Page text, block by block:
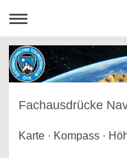
Fachausdrücke
Karte · Kompass ·